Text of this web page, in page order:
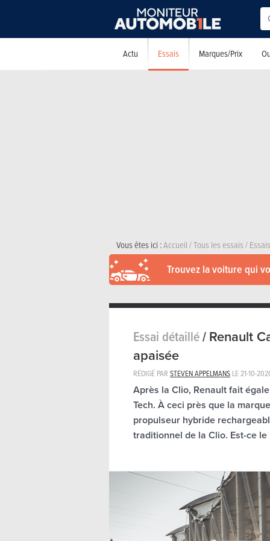
Actu Essais Marques/Prix
Vous êtes ici :Accueil/Tous les essais/
Trouvez la voiture qui
Essai détaillé/Renault
apaisée
RÉDIGÉ PAR STEVEN APPELMANS LE21-10-
Après la Clio, Renault fait
Tech. À ceci près que la
propulseur hybride
traditionnel de la Clio. Est-ce le